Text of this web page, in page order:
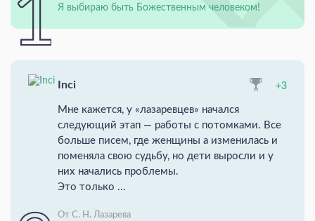
Я выбираю быть Божественным человеком!
Inci +3
Мне кажется, у «лазаревцев» начался
следующий этап — работы с потомками. Все
больше писем, где женщины а изменилась и
поменяла свою судьбу, но дети выросли и у
них начались проблемы.
Это только ...
От С. Н. Лазарева